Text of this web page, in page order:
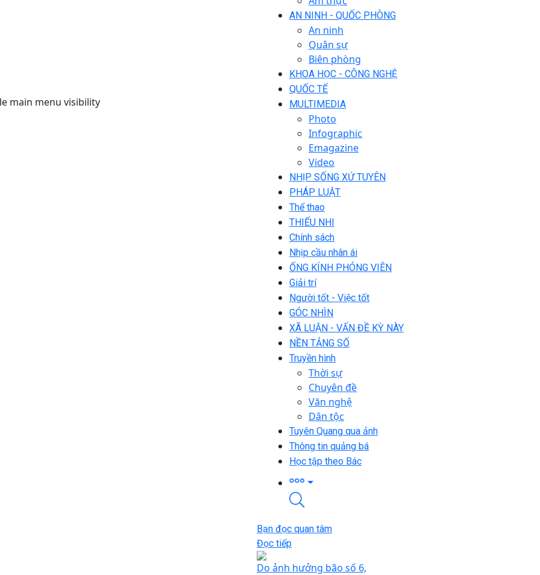
main menu visibility
AN NINH - QUỐC PHÒNG
An ninh
Quân sự
Biên phòng
KHOA HỌC - CÔNG NGHỆ
QUỐC TẾ
MULTIMEDIA
Photo
Infographic
Emagazine
Video
NHỊP SỐNG XỨ TUYÊN
PHÁP LUẬT
Thể thao
THIẾU NHI
Chính sách
Nhịp cầu nhân ái
ỐNG KÍNH PHÓNG VIÊN
Giải trí
Người tốt - Việc tốt
GÓC NHÌN
XÃ LUẬN - VẤN ĐỀ KỲ NÀY
NỀN TẢNG SỐ
Truyền hình
Thời sự
Chuyên đề
Văn nghệ
Dân tộc
Tuyên Quang qua ảnh
Thông tin quảng bá
Học tập theo Bác
Bạn đọc quan tâm
Đọc tiếp
Do ảnh hưởng bão số 6,